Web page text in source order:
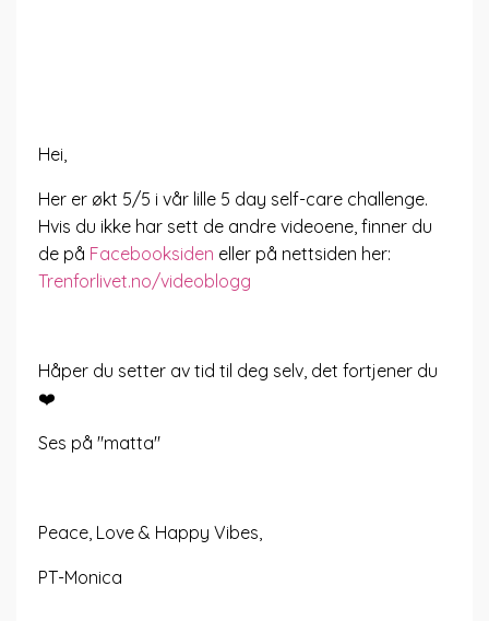
Hei,
Her er økt 5/5 i vår lille 5 day self-care challenge.
Hvis du ikke har sett de andre videoene, finner du
de på Facebooksiden eller på nettsiden her:
Trenforlivet.no/videoblogg
Håper du setter av tid til deg selv, det fortjener du
❤️
Ses på "matta"
Peace, Love & Happy Vibes,
PT-Monica